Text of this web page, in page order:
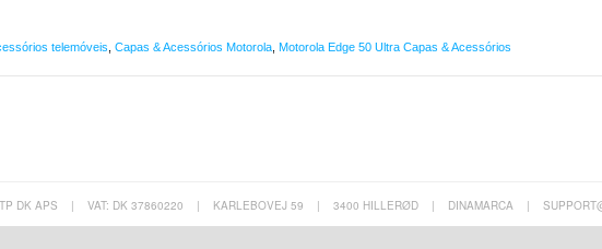
telemóveis Capas & Acessórios Motorola Motorola Edge 50 Ultra Capas & Acessórios
DK APS | VAT: DK 37860220 | KARLEBOVEJ 59 | 3400 HILLERØD | DINAMARCA |